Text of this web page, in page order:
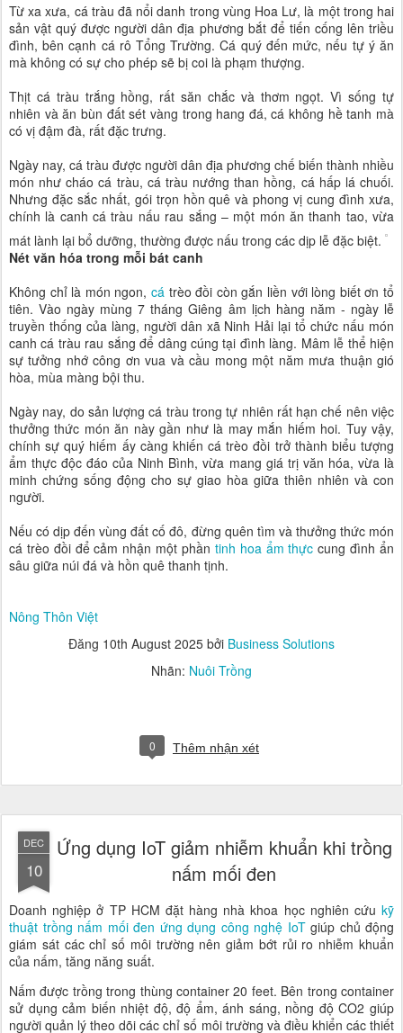
Từ xa xưa, cá tràu đã nổi danh trong vùng Hoa Lư, là một trong hai
sản vật quý được người dân địa phương bắt để tiến cống lên triều
đình, bên cạnh cá rô Tổng Trường. Cá quý đến mức, nếu tự ý ăn
mà không có sự cho phép sẽ bị coi là phạm thượng.
Thịt cá tràu trắng hồng, rất săn chắc và thơm ngọt. Vì sống tự
nhiên và ăn bùn đất sét vàng trong hang đá, cá không hề tanh mà
có vị đậm đà, rất đặc trưng.
Ngày nay, cá tràu được người dân địa phương chế biến thành nhiều
món như cháo cá tràu, cá tràu nướng than hồng, cá hấp lá chuối.
Nhưng đặc sắc nhất, gói trọn hồn quê và phong vị cung đình xưa,
chính là canh cá tràu nấu rau sắng – một món ăn thanh tao, vừa
mát lành lại bổ dưỡng, thường được nấu trong các dịp lễ đặc biệt.
Nét văn hóa trong mỗi bát canh
Không chỉ là món ngon, cá trèo đồi còn gắn liền với lòng biết ơn tổ
tiên. Vào ngày mùng 7 tháng Giêng âm lịch hàng năm - ngày lễ
truyền thống của làng, người dân xã Ninh Hải lại tổ chức nấu món
canh cá tràu rau sắng để dâng cúng tại đình làng. Mâm lễ thể hiện
sự tưởng nhớ công ơn vua và cầu mong một năm mưa thuận gió
hòa, mùa màng bội thu.
Ngày nay, do sản lượng cá tràu trong tự nhiên rất hạn chế nên việc
thưởng thức món ăn này gần như là may mắn hiếm hoi. Tuy vậy,
chính sự quý hiếm ấy càng khiến cá trèo đồi trở thành biểu tượng
ẩm thực độc đáo của Ninh Bình, vừa mang giá trị văn hóa, vừa là
minh chứng sống động cho sự giao hòa giữa thiên nhiên và con
người.
Nếu có dịp đến vùng đất cố đô, đừng quên tìm và thưởng thức món
cá trèo đồi để cảm nhận một phần tinh hoa ẩm thực cung đình ẩn
sâu giữa núi đá và hồn quê thanh tịnh.
Nông Thôn Việt
Đăng 10th August 2025 bởi Business Solutions
Nhãn: Nuôi Trồng
0 Thêm nhận xét
DEC
10
Ứng dụng IoT giảm nhiễm khuẩn khi trồng
nấm mối đen
Doanh nghiệp ở TP HCM đặt hàng nhà khoa học nghiên cứu kỹ
thuật trồng nấm mối đen ứng dụng công nghệ IoTgiúp chủ động
giám sát các chỉ số môi trường nên giảm bớt rủi ro nhiễm khuẩn
của nấm, tăng năng suất.
Nấm được trồng trong thùng container 20 feet. Bên trong container
sử dụng cảm biến nhiệt độ, độ ẩm, ánh sáng, nồng độ CO2 giúp
người quản lý theo dõi các chỉ số môi trường và điều khiển các thiết